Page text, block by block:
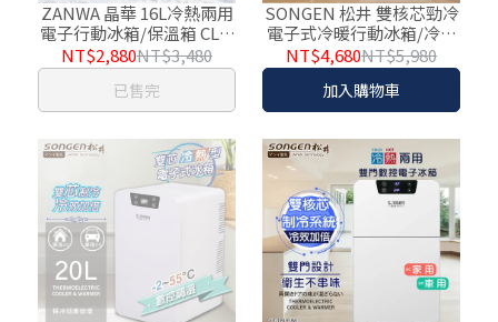
ZANWA 晶華 16L冷熱兩用
電子行動冰箱/保溫箱 CLT-
16Y
NT$2,880NT$3,480
已售完
SONGEN 松井 雙核芯勁冷
電子式冷暖行動冰箱/冷藏
箱/保溫箱/小冰箱 CLT-
27AQ
NT$4,680NT$5,980
加入購物車